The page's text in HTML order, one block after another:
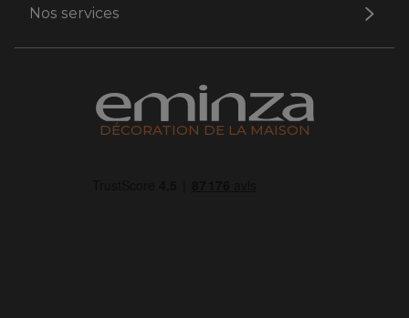
Nos services
DÉCORATION DE LA MAISON